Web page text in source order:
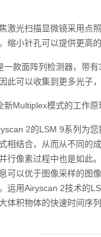
光扫描显微镜采用点照
缩小针孔可以提供更高
面阵列检测器，带有
此可以收集到更多光子
Multiplex模式的工作原
2‍的LSM 9系列为您
相结合，从而从不同的
行像素过程中也是如此
可以优于图像采样的图
运用‍Airyscan 2‍技术的‍
体积物体的快速时间序列